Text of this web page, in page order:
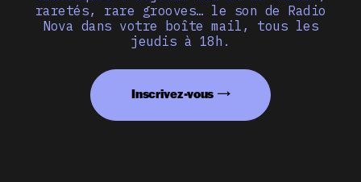
raretés, rare grooves… le son de Radio
Nova dans votre boîte mail, tous les
jeudis à 18h.
Inscrivez-vous